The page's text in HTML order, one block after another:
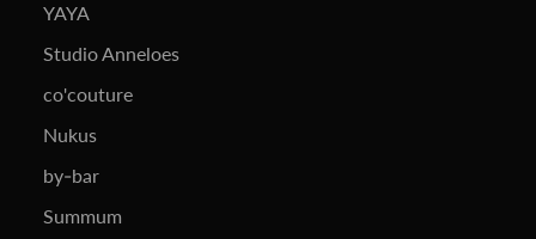
YAYA
Studio Anneloes
co'couture
Nukus
by-bar
Summum